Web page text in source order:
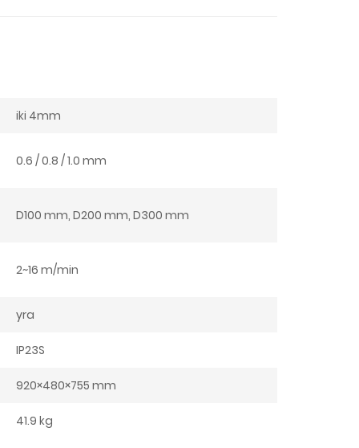
iki 4mm
0.6 / 0.8 / 1.0 mm
D100 mm, D200 mm, D300 mm
2~16 m/min
yra
IP23S
920×480×755 mm
41.9 kg